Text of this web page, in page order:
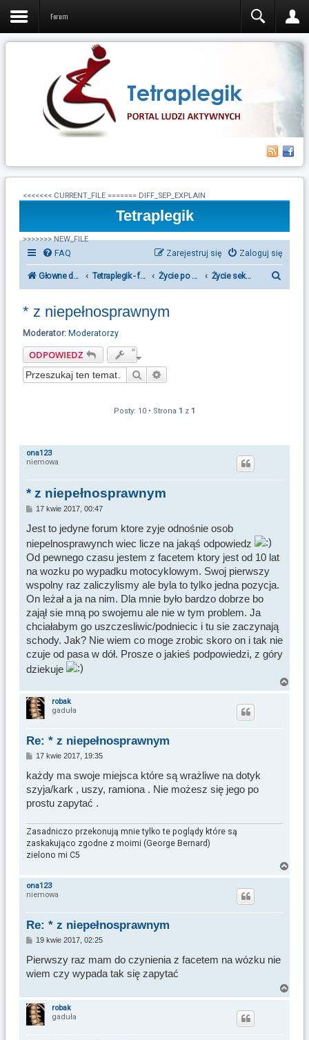
Forum
<<<<<<< CURRENT_FILE ======= DIFF_SEP_EXPLAIN
Tetraplegik
>>>>>>> NEW_FILE
FAQ Zaloguj się
Zarejestruj się
Głowne działy forum Tetraplegik
Tetraplegik - forum ludzi po urazie rdzenia kręgowego
Życie po urazie rdzenia kręgowego
Życie seksualne
* z niepełnosprawnym
Moderator: Moderatorzy
ODPOWIEDZ
Szukaj
Posty: 10 • Strona 1 z 1
ona123
niemowa
* z niepełnosprawnym
P
s
17 kwie 2017, 00:47
Jest to jedyne forum ktore zyje odnośnie osob
niepelnosprawynch wiec licze na jakąś odpowiedz
Od pewnego czasu jestem z facetem ktory jest od 10 lat
na wozku po wypadku motocyklowym. Swoj pierwszy
wspolny raz zaliczylismy ale byla to tylko jedna pozycja.
On leżał a ja na nim. Dla mnie było bardzo dobrze bo
zajął sie mną po swojemu ale nie w tym problem. Ja
chciałabym go uszczesliwic/podniecic i tu sie zaczynają
schody. Jak? Nie wiem co moge zrobic skoro on i tak nie
czuje od pasa w dół. Prosze o jakieś podpowiedzi, z góry
dziekuje
N
robak
gaduła
Re: * z niepełnosprawnym
P
s
17 kwie 2017, 19:35
każdy ma swoje miejsca które są wrażliwe na dotyk
szyja/kark , uszy, ramiona . Nie możesz się jego po
prostu zapytać .
Zasadniczo przekonują mnie tylko te poglądy które są
zaskakująco zgodne z moimi (George Bernard)
zielono mi C5
N
r
ona123
niemowa
Re: * z niepełnosprawnym
P
s
t
19 kwie 2017, 02:25
Pierwszy raz mam do czynienia z facetem na wózku nie
wiem czy wypada tak się zapytać
N
robak
gaduła